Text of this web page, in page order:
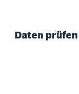
Daten